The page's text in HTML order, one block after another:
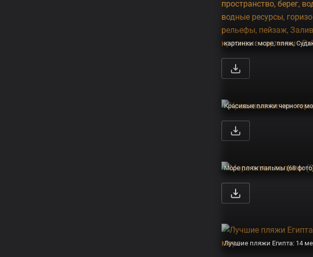
Красивые пляжи черного
Море пляж пальмы (68
Лучшие пляжи Египта: 14